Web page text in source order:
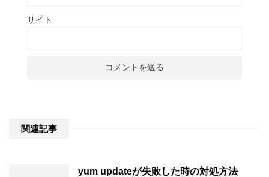
サイト
関連記事
yum updateが失敗した時の対処方法